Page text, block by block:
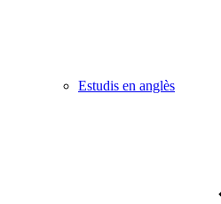
Estudis en anglès